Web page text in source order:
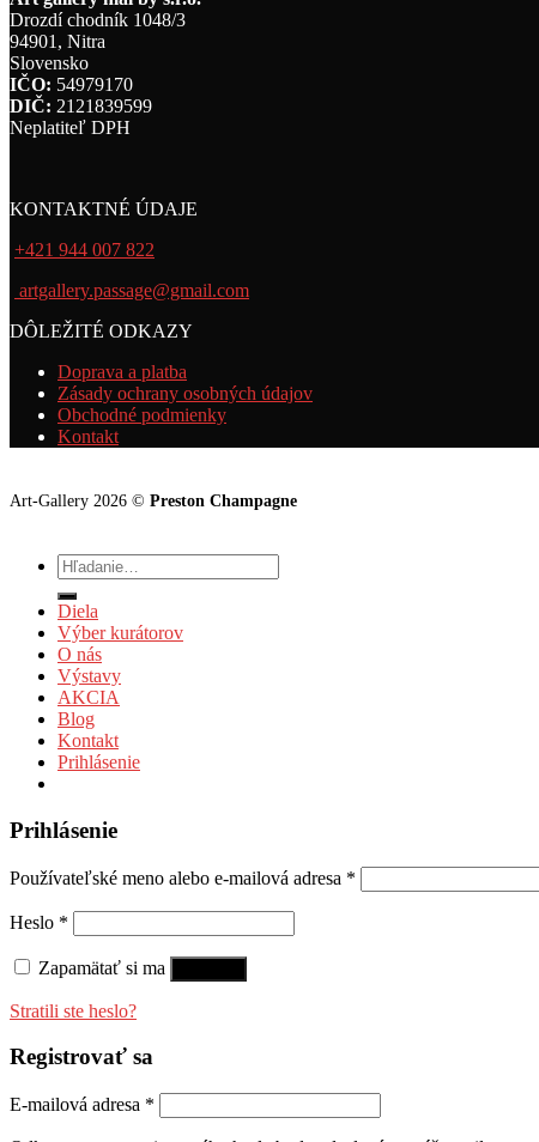
Drozdí chodník 1048/3
94901, Nitra
Slovensko
IČO: 54979170
DIČ: 2121839599
Neplatiteľ DPH
KONTAKTNÉ ÚDAJE
+421 944 007 822
artgallery.passage@gmail.com
DÔLEŽITÉ ODKAZY
Doprava a platba
Zásady ochrany osobných údajov
Obchodné podmienky
Kontakt
Art-Gallery 2026 © Preston Champagne
Hľadať:
Diela
Výber kurátorov
O nás
Výstavy
AKCIA
Blog
Kontakt
Prihlásenie
Prihlásenie
Používateľské meno alebo e-mailová adresa *
Heslo *
Zapamätať si ma
Stratili ste heslo?
Registrovať sa
E-mailová adresa *